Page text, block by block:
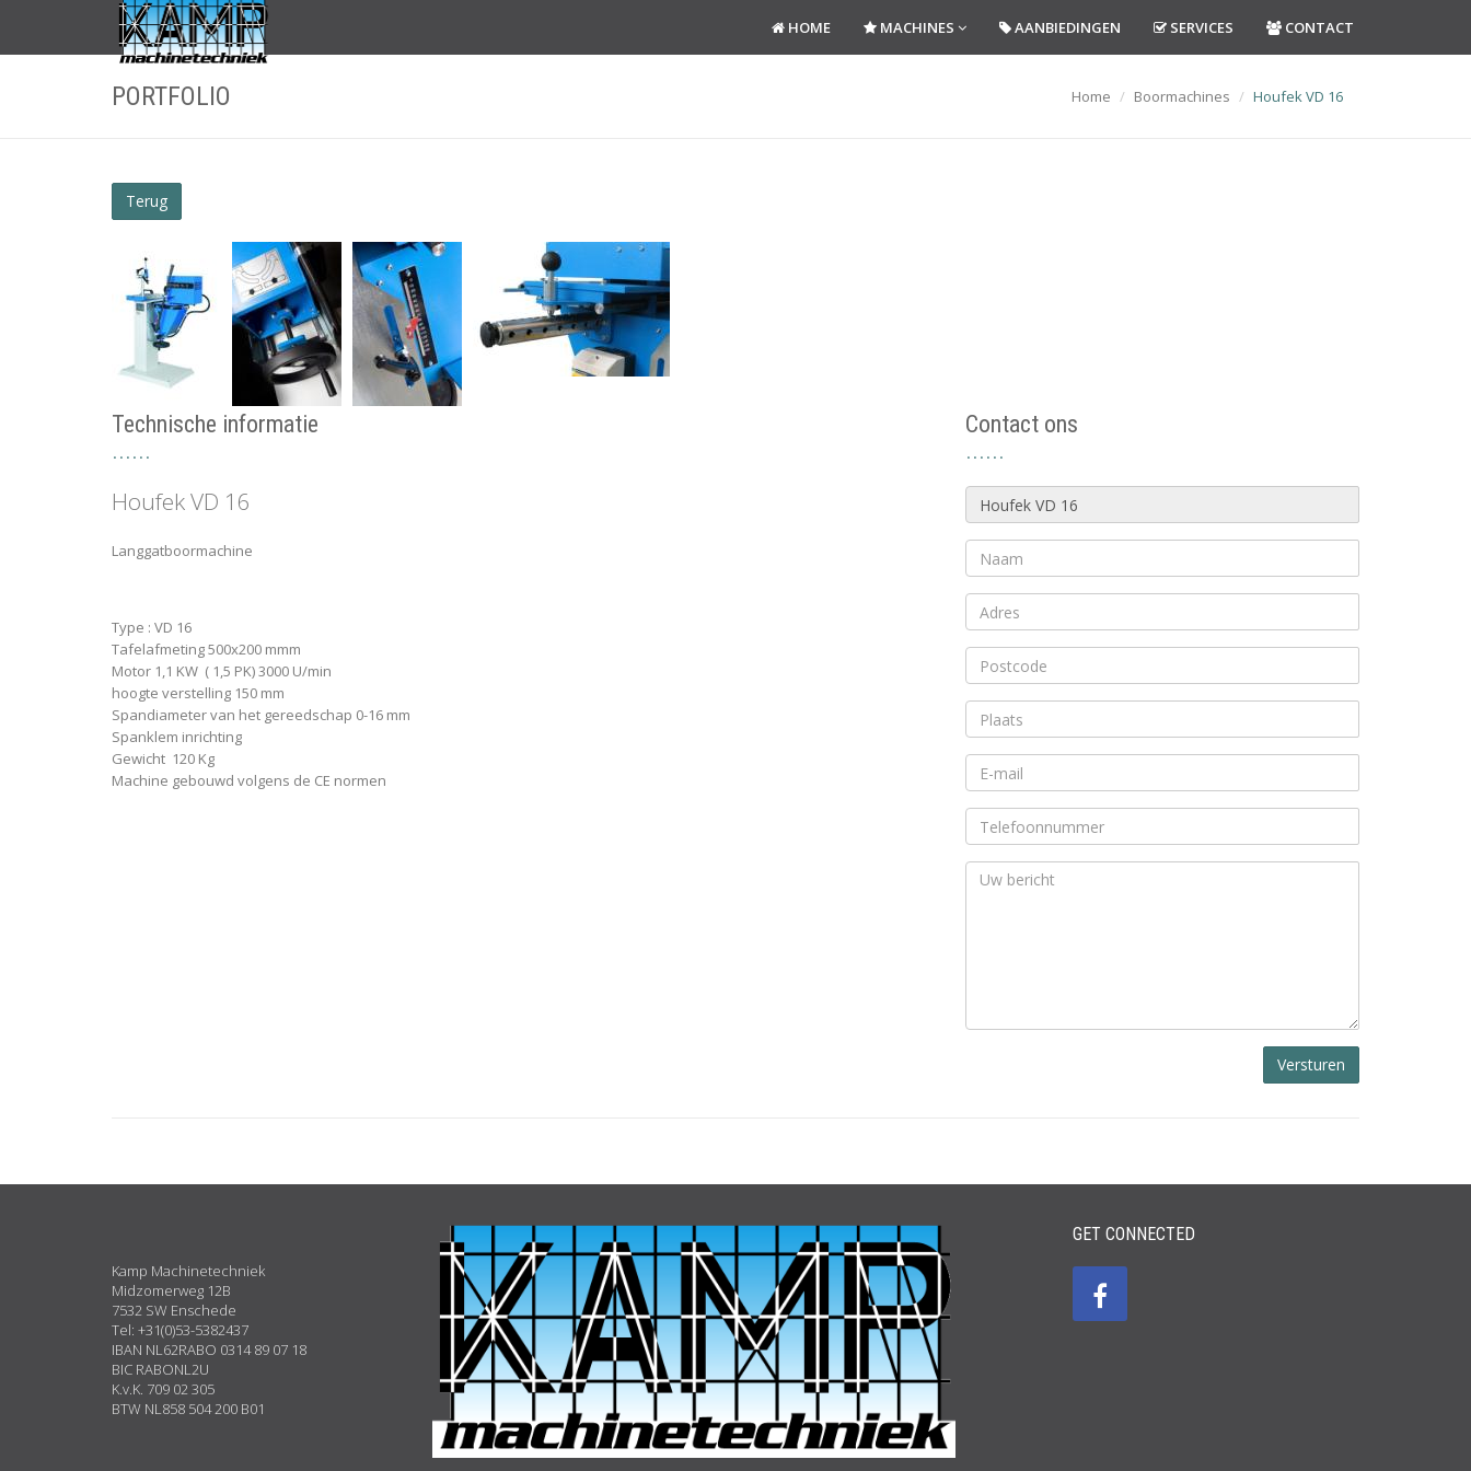
HOME MACHINES AANBIEDINGEN SERVICES CONTACT
PORTFOLIO Home Boormachines Houfek VD 16
Terug
Technische informatie
Houfek VD 16
Langgatboormachine
Type : VD 16
Tafelafmeting 500x200 mmm
Motor 1,1 KW ( 1,5 PK) 3000 U/min
hoogte verstelling 150 mm
Spandiameter van het gereedschap 0-16 mm
Spanklem inrichting
Gewicht 120 Kg
Machine gebouwd volgens de CE normen
Contact ons
Versturen
US
Kamp Machinetechniek
Midzomerweg 12B
7532 SW Enschede
Tel: +31(0)53-5382437
IBAN NL62RABO 0314 89 07 18
BIC RABONL2U
K.v.K. 709 02 305
BTW NL858 504 200 B01
GET CONNECTED